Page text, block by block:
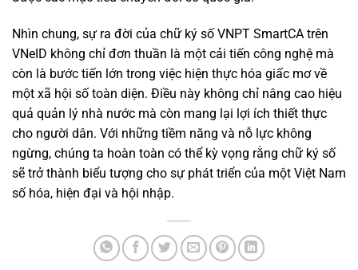
Nhìn chung, sự ra đời của chữ ký số VNPT SmartCA trên
VNeID không chỉ đơn thuần là một cải tiến công nghệ mà
còn là bước tiến lớn trong việc hiện thực hóa giấc mơ về
một xã hội số toàn diện. Điều này không chỉ nâng cao hiệu
quả quản lý nhà nước mà còn mang lại lợi ích thiết thực
cho người dân. Với những tiềm năng và nỗ lực không
ngừng, chúng ta hoàn toàn có thể kỳ vọng rằng chữ ký số
sẽ trở thành biểu tượng cho sự phát triển của một Việt Nam
số hóa, hiện đại và hội nhập.